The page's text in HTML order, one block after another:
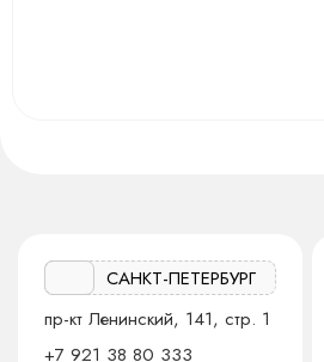
САНКТ-ПЕТЕРБУРГ
пр-кт Ленинский, 141, стр. 1
+7 921 38 80 333